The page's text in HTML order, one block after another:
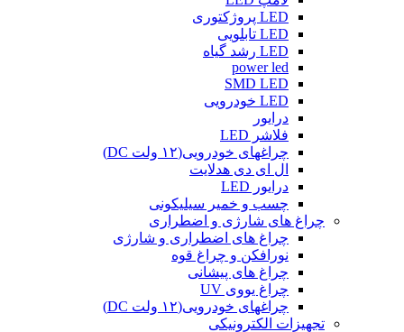
LED پروژکتوری
LED تابلویی
LED رشد گیاه
power led
SMD LED
LED خودرویی
درایور
فلاشر LED
چراغهای خودرویی(۱۲ ولت DC)
ال ای دی هدلایت
درایور LED
چسب و خمیر سیلیکونی
چراغ های شارژی و اضطراری
چراغ های اضطراری و شارژی
نورافکن و چراغ قوه
چراغ های پیشانی
چراغ یووی UV
چراغهای خودرویی(۱۲ ولت DC)
تجهیزات الکترونیکی